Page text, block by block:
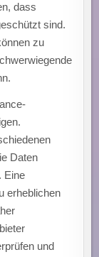
dass
sind.
zu
Daten
Eine
erheblichen
und